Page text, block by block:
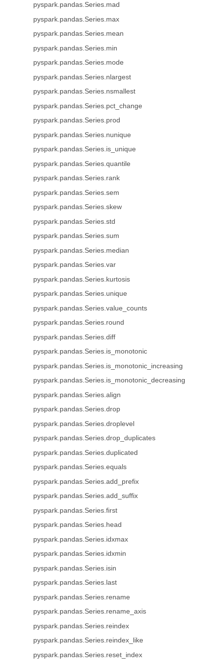
pyspark.pandas.Series.mad
pyspark.pandas.Series.max
pyspark.pandas.Series.mean
pyspark.pandas.Series.min
pyspark.pandas.Series.mode
pyspark.pandas.Series.nlargest
pyspark.pandas.Series.nsmallest
pyspark.pandas.Series.pct_change
pyspark.pandas.Series.prod
pyspark.pandas.Series.nunique
pyspark.pandas.Series.is_unique
pyspark.pandas.Series.quantile
pyspark.pandas.Series.rank
pyspark.pandas.Series.sem
pyspark.pandas.Series.skew
pyspark.pandas.Series.std
pyspark.pandas.Series.sum
pyspark.pandas.Series.median
pyspark.pandas.Series.var
pyspark.pandas.Series.kurtosis
pyspark.pandas.Series.unique
pyspark.pandas.Series.value_counts
pyspark.pandas.Series.round
pyspark.pandas.Series.diff
pyspark.pandas.Series.is_monotonic
pyspark.pandas.Series.is_monotonic_increasing
pyspark.pandas.Series.is_monotonic_decreasing
pyspark.pandas.Series.align
pyspark.pandas.Series.drop
pyspark.pandas.Series.droplevel
pyspark.pandas.Series.drop_duplicates
pyspark.pandas.Series.duplicated
pyspark.pandas.Series.equals
pyspark.pandas.Series.add_prefix
pyspark.pandas.Series.add_suffix
pyspark.pandas.Series.first
pyspark.pandas.Series.head
pyspark.pandas.Series.idxmax
pyspark.pandas.Series.idxmin
pyspark.pandas.Series.isin
pyspark.pandas.Series.last
pyspark.pandas.Series.rename
pyspark.pandas.Series.rename_axis
pyspark.pandas.Series.reindex
pyspark.pandas.Series.reindex_like
pyspark.pandas.Series.reset_index